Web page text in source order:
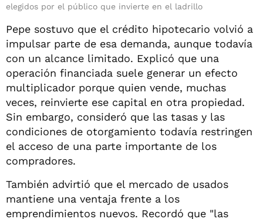
elegidos por el público que invierte en el ladrillo
Pepe sostuvo que el crédito hipotecario volvió a
impulsar parte de esa demanda, aunque todavía
con un alcance limitado. Explicó que una
operación financiada suele generar un efecto
multiplicador porque quien vende, muchas
veces, reinvierte ese capital en otra propiedad.
Sin embargo, consideró que las tasas y las
condiciones de otorgamiento todavía restringen
el acceso de una parte importante de los
compradores.
También advirtió que el mercado de usados
mantiene una ventaja frente a los
emprendimientos nuevos. Recordó que "las